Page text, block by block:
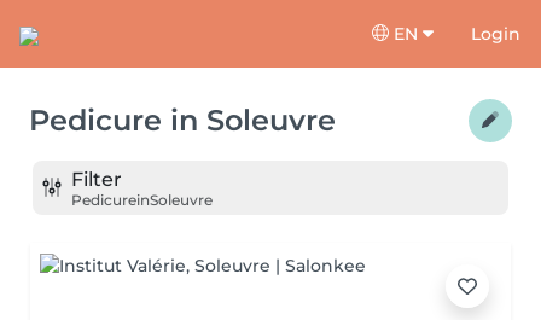
EN Login
Pedicure in Soleuvre
Filter
PedicureinSoleuvre